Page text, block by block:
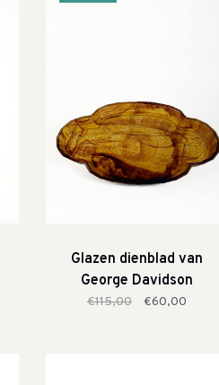
Glazen dienblad van
George Davidson
€115,00 €60,00